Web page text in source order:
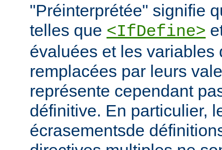
"Préinterprétée" signifie
telles que <IfDefine>
évaluées et les variables
remplacées par leurs
représente cependant
définitive. En particulier,
écrasementsde